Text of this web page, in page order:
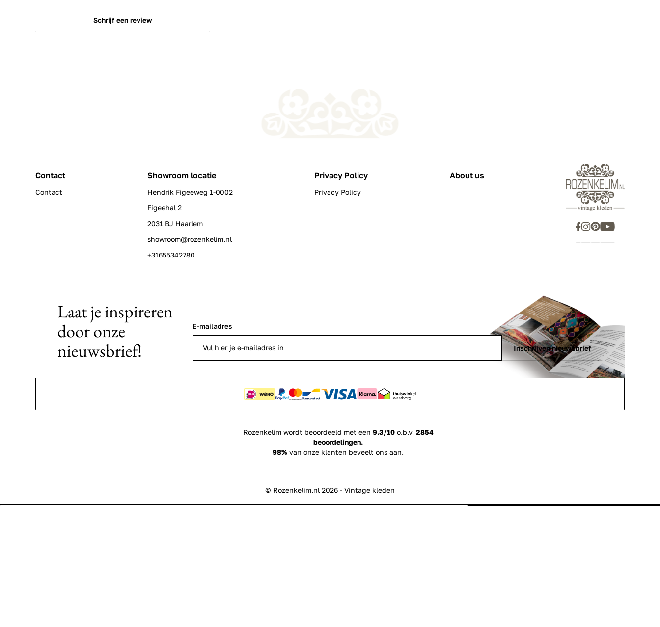
Schrijf een review
Contact
Contact
Showroom locatie
Hendrik Figeeweg 1-0002
Figeehal 2
2031 BJ Haarlem
showroom@rozenkelim.nl
+31655342780
Privacy Policy
Privacy Policy
About us
Laat je inspireren
door onze
nieuwsbrief!
E-mailadres
Inschrijven nieuwsbrief
Rozenkelim wordt beoordeeld met een 9.3/10o.b.v. 2854
beoordelingen.
98% van onze klanten beveelt ons aan.
© Rozenkelim.nl 2026 - Vintage kleden